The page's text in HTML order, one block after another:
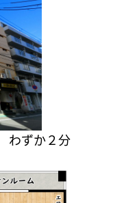
わずか２分